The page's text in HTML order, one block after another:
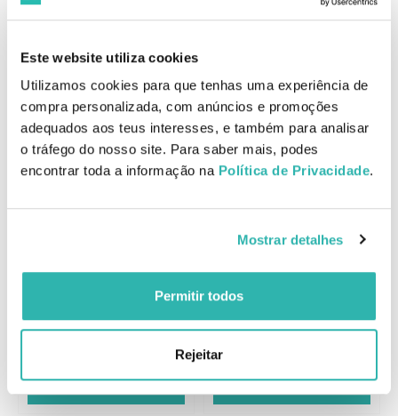
Este website utiliza cookies
Utilizamos cookies para que tenhas uma experiência de
compra personalizada, com anúncios e promoções
adequados aos teus interesses, e também para analisar
o tráfego do nosso site. Para saber mais, podes
encontrar toda a informação na Política de Privacidade.
Mostrar detalhes
Permitir todos
Rejeitar
recuperem a vitalidade e o brilho que merecem, garantindo um
uma transformação visível, como se tivesse saído de um salão de
beleza.
Produtos Relacionados
12.90
ADICIONAR
Shampoo 1000ml
23.90
ADICIONAR